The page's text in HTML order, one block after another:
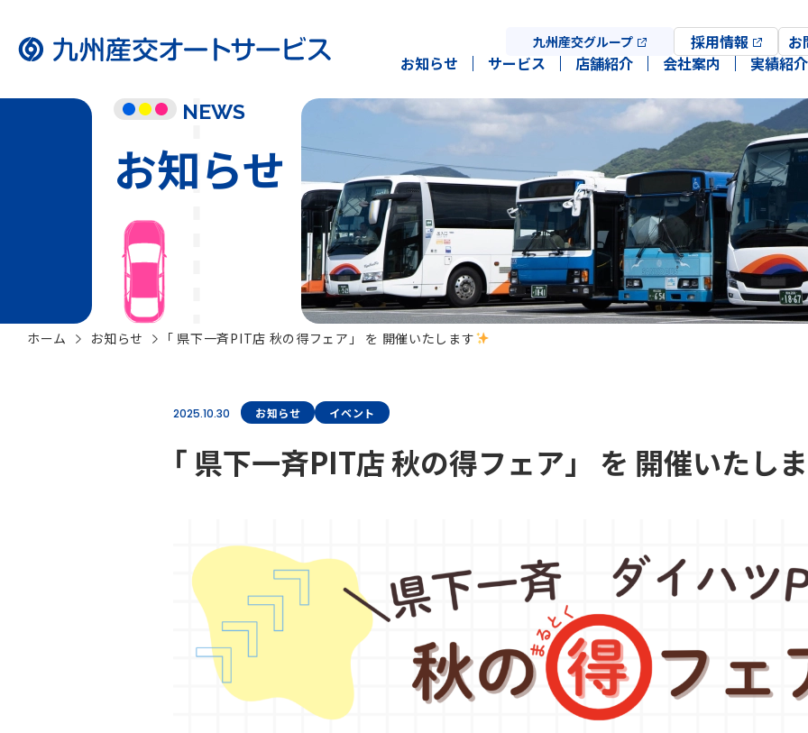
九州産交グループ 採用情報
お
お知らせ
サービス 店舗紹介 会社案内 実績紹介
お知らせ
NEWS
ホーム お知らせ ｢ 県下一斉PIT店 秋の得フェア」 を 開催いたします
2025.10.30 お知らせ イベント
｢ 県下一斉PIT店 秋の得フェア」 を 開催いたし